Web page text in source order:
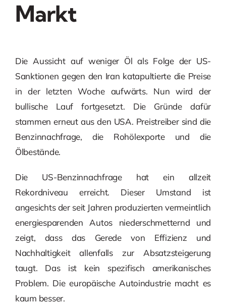
Markt
Die Aussicht auf weniger Öl als Folge der US-
Sanktionen gegen den Iran katapultierte die Preise
in der letzten Woche aufwärts. Nun wird der
bullische Lauf fortgesetzt. Die Gründe dafür
stammen erneut aus den USA. Preistreiber sind die
Benzinnachfrage, die Rohölexporte und die
Ölbestände.
Die US-Benzinnachfrage hat ein allzeit
Rekordniveau erreicht. Dieser Umstand ist
angesichts der seit Jahren produzierten vermeintlich
energiesparenden Autos niederschmetternd und
zeigt, dass das Gerede von Effizienz und
Nachhaltigkeit allenfalls zur Absatzsteigerung
taugt. Das ist kein spezifisch amerikanisches
Problem. Die europäische Autoindustrie macht es
kaum besser.